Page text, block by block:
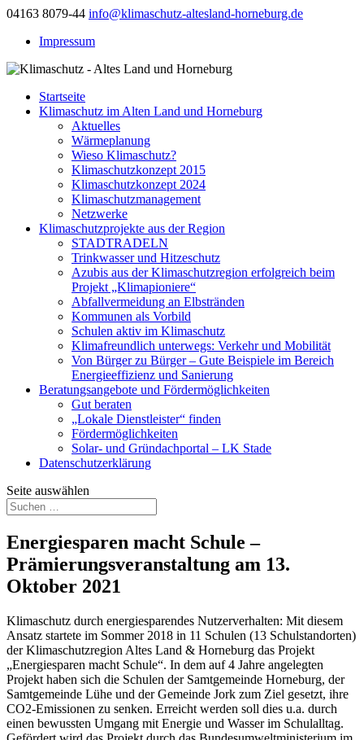
04163 8079-44 info@klimaschutz-altesland-horneburg.de
Impressum
Startseite
Klimaschutz im Alten Land und Horneburg
Aktuelles
Wärmeplanung
Wieso Klimaschutz?
Klimaschutzkonzept 2015
Klimaschutzkonzept 2024
Klimaschutzmanagement
Netzwerke
Klimaschutzprojekte aus der Region
STADTRADELN
Trinkwasser und Hitzeschutz
Azubis aus der Klimaschutzregion erfolgreich beim
Projekt „Klimapioniere“
Abfallvermeidung an Elbstränden
Kommunen als Vorbild
Schulen aktiv im Klimaschutz
Klimafreundlich unterwegs: Verkehr und Mobilität
Von Bürger zu Bürger – Gute Beispiele im Bereich
Energieeffizienz und Sanierung
Beratungsangebote und Fördermöglichkeiten
Gut beraten
„Lokale Dienstleister“ finden
Fördermöglichkeiten
Solar- und Gründachportal – LK Stade
Datenschutzerklärung
Seite auswählen
Energiesparen macht Schule –
Prämierungsveranstaltung am 13.
Oktober 2021
Klimaschutz durch energiesparendes Nutzerverhalten: Mit diesem
Ansatz startete im Sommer 2018 in 11 Schulen (13 Schulstandorten)
der Klimaschutzregion Altes Land & Horneburg das Projekt
„Energiesparen macht Schule“. In dem auf 4 Jahre angelegten
Projekt haben sich die Schulen der Samtgemeinde Horneburg, der
Samtgemeinde Lühe und der Gemeinde Jork zum Ziel gesetzt, ihre
CO2-Emissionen zu senken. Erreicht werden soll dies u.a. durch
einen bewussten Umgang mit Energie und Wasser im Schulalltag.